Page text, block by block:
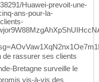
Huawei-prevoit-une-
ans-pour-la-
de rassurer ses clients
Bretagne surveille le
vis-à-vis des